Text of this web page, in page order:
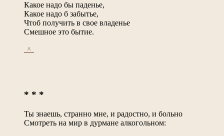
Какое надо бы паденье,
Какое надо б забытье,
Чтоб получить в свое владенье
Смешное это бытие.
_^_
* * *
Ты знаешь, странно мне, и радостно, и больно
Смотреть на мир в дурмане алкогольном: